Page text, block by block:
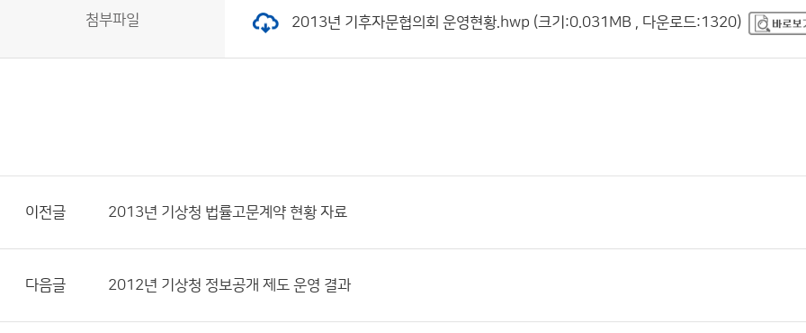
첨부파일 2013년 기후자문협의회 운영현황.hwp (크기:0.031MB , 다운로드:1320)
이전글 2013년 기상청 법률고문계약 현황 자료
다음글 2012년 기상청 정보공개 제도 운영 결과